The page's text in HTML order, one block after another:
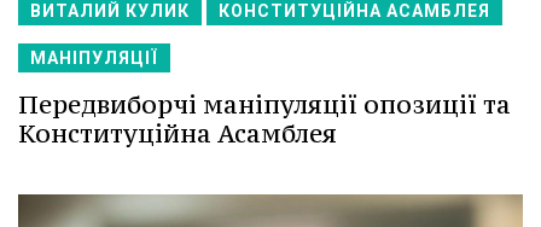
ВИТАЛИЙ КУЛИК КОНСТИТУЦІЙНА АСАМБЛЕЯ
МАНІПУЛЯЦІЇ
Передвиборчі маніпуляції опозиції та
Конституційна Асамблея